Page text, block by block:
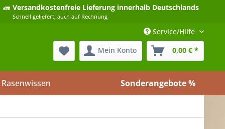
Versandkostenfreie Lieferung innerhalb Deutschlands
Schnell geliefert, auch auf Rechnung
Service/Hilfe
Mein Konto
0,00 € *
Sonderangebote %
Rasenwissen